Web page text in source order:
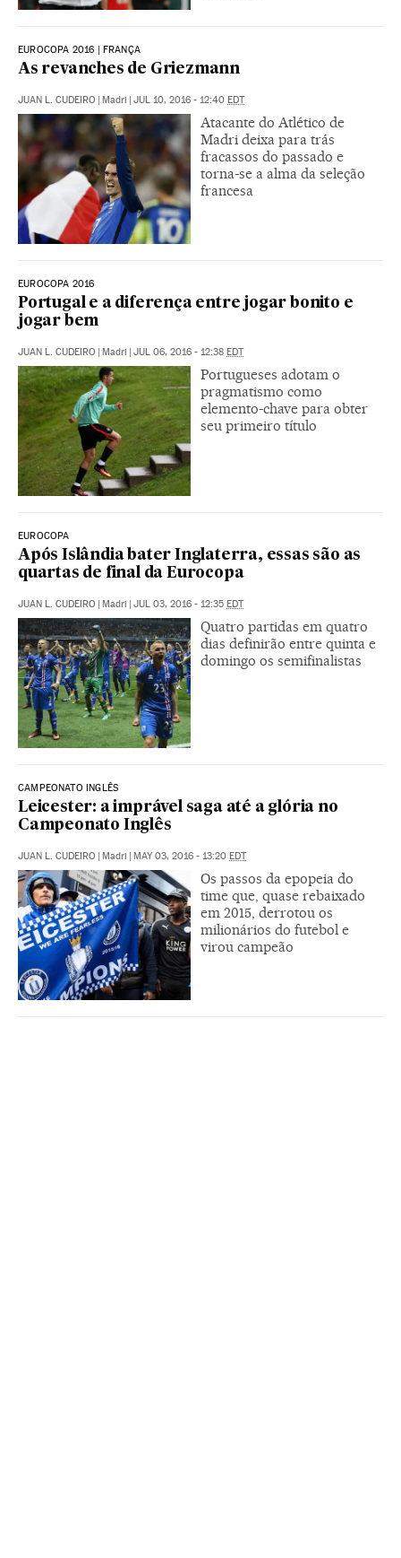
EUROCOPA 2016 | FRANÇA
As revanches de Griezmann
JUAN L. CUDEIRO | Madri | JUL 10, 2016 - 12:40 EDT
Atacante do Atlético de
Madri deixa para trás
fracassos do passado e
torna-se a alma da seleção
francesa
EUROCOPA 2016
Portugal e a diferença entre jogar bonito e
jogar bem
JUAN L. CUDEIRO | Madri | JUL 06, 2016 - 12:38 EDT
Portugueses adotam o
pragmatismo como
elemento-chave para obter
seu primeiro título
EUROCOPA
Após Islândia bater Inglaterra, essas são as
quartas de final da Eurocopa
JUAN L. CUDEIRO | Madri | JUL 03, 2016 - 12:35 EDT
Quatro partidas em quatro
dias definirão entre quinta e
domingo os semifinalistas
CAMPEONATO INGLÊS
Leicester: a imprável saga até a glória no
Campeonato Inglês
JUAN L. CUDEIRO | Madri | MAY 03, 2016 - 13:20 EDT
Os passos da epopeia do
time que, quase rebaixado
em 2015, derrotou os
milionários do futebol e
virou campeão